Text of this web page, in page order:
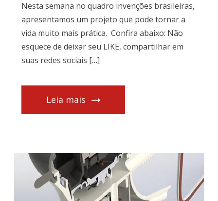
Nesta semana no quadro invenções brasileiras,
apresentamos um projeto que pode tornar a
vida muito mais prática. Confira abaixo: Não
esquece de deixar seu LIKE, compartilhar em
suas redes sociais […]
Leia mais